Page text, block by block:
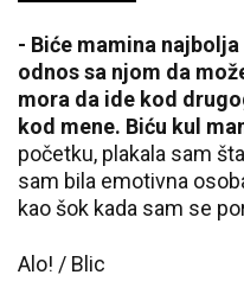
- Biće mamina
odnos sa njom da
mora da ide kod
kod mene. Biću kul
početku, plakala sam
sam bila emotivna
kao šok kada sam se
Alo! / Blic